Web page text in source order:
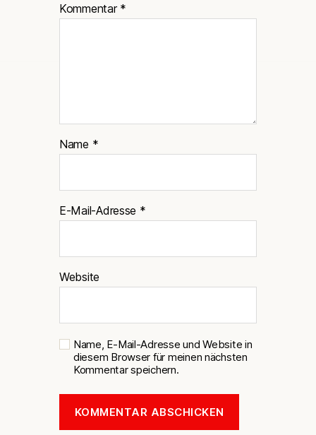
Kommentar *
Name *
E-Mail-Adresse *
Website
Name, E-Mail-Adresse und Website in
diesem Browser für meinen nächsten
Kommentar speichern.